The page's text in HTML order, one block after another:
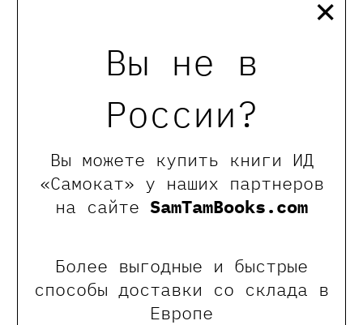
Вы не в
России?
Вы можете купить книги ИД
«Самокат» у наших партнеров
на сайте SamTamBooks.com
Более выгодные и быстрые
способы доставки со склада в
Европе
издательства «Самокат» и создадим
своего уникального кота из глины под
чутким руководством детского мастера
13:00
«Где находится Кудыкина гора?» .
Мастер-класс по книге от издательства
Гудвин, 6+
книги издательства «Гудвин» «Где
находится Кудыкина гора?».